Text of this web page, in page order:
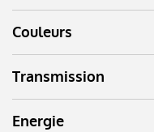
Couleurs
Transmission
Energie